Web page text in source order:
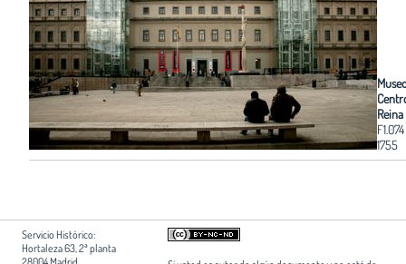
F1.074
1755
Servicio Histórico:
Hortaleza 63, 2ª planta